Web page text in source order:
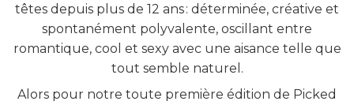
têtes depuis plus de 12 ans : déterminée, créative et
spontanément polyvalente, oscillant entre
romantique, cool et sexy avec une aisance telle que
tout semble naturel.
Alors pour notre toute première édition de Picked